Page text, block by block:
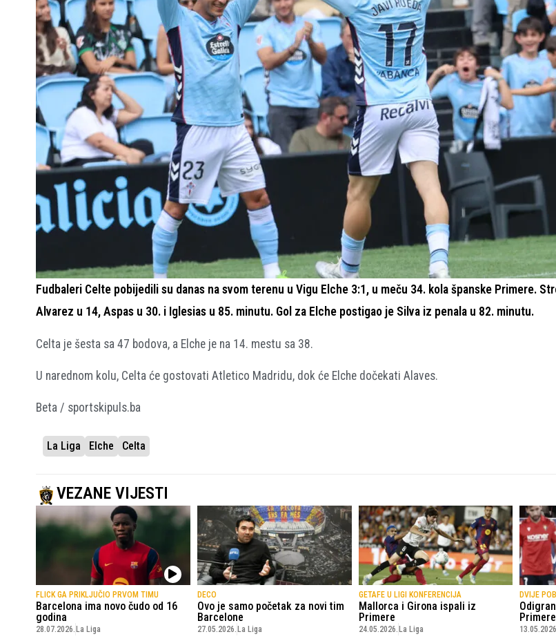
Fudbaleri Celte pobijedili su danas na svom terenu u Vigu Elche 3:1, u meču 34. kola španske Primere.
Alvarez u 14, Aspas u 30. i Iglesias u 85. minutu. Gol za Elche postigao je Silva iz penala u 82. minutu.
Celta je šesta sa 47 bodova, a Elche je na 14. mestu sa 38.
U narednom kolu, Celta će gostovati Atletico Madridu, dok će Elche dočekati Alaves.
Beta / sportskipuls.ba
La Liga Elche Celta
VEZANE VIJESTI
FLICK GA PRIKLJUČIO PRVOM TIMU
Barcelona ima novo čudo od 16
godina
28.07.2026.La Liga
DECO
Ovo je samo početak za novi tim
Barcelone
27.05.2026.La Liga
GETAFE U LIGI KONFERENCIJA
Mallorca i Girona ispali iz
Primere
24.05.2026.La Liga
DVIJE
Primere